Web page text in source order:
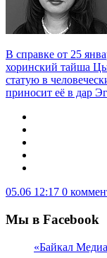
В справке от 25
хоринский тайша
статую в
приносит её в дар
05.06 12:17 0
Мы в Facebook
«Байкал